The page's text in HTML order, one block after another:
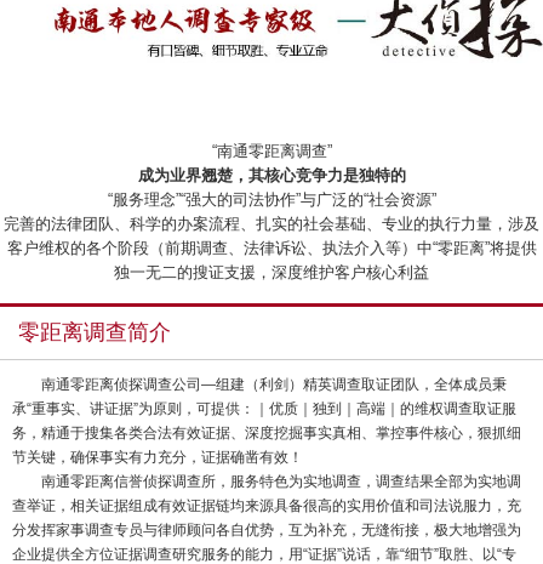
“南通零距离调查”
成为业界翘楚，其核心竞争力是独特的
“服务理念”“强大的司法协作”与广泛的“社会资源”
完善的法律团队、科学的办案流程、扎实的社会基础、专业的执行力量，涉及
客户维权的各个阶段（前期调查、法律诉讼、执法介入等）中“零距离”将提供
独一无二的搜证支援，深度维护客户核心利益
零距离调查简介
南通零距离侦探调查公司—组建（利剑）精英调查取证团队，全体成员秉
承“重事实、讲证据”为原则，可提供：｜优质｜独到｜高端｜的维权调查取证服
务，精通于搜集各类合法有效证据、深度挖掘事实真相、掌控事件核心，狠抓细
节关键，确保事实有力充分，证据确凿有效！
南通零距离信誉侦探调查所，服务特色为实地调查，调查结果全部为实地调
查举证，相关证据组成有效证据链均来源具备很高的实用价值和司法说服力，充
分发挥家事调查专员与律师顾问各自优势，互为补充，无缝衔接，极大地增强为
企业提供全方位证据调查研究服务的能力，用“证据”说话，靠“细节”取胜、以“专